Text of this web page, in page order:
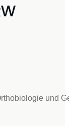
und